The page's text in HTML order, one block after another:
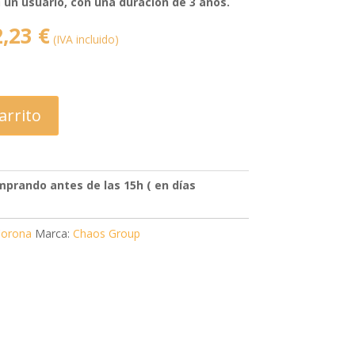
divi-
€.
€El
precio
es:
(IVA incluido)
antes de las 15h ( en días
Marca: Chaos Group